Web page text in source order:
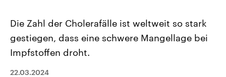
Landtagswahl Sachsen-Anhalt
2026
Sachsen-Anhalt wählt am 6.
Die Zahl der Cholerafälle ist weltweit so stark
gestiegen, dass eine schwere Mangellage bei
Impfstoffen droht.
22.03.2024